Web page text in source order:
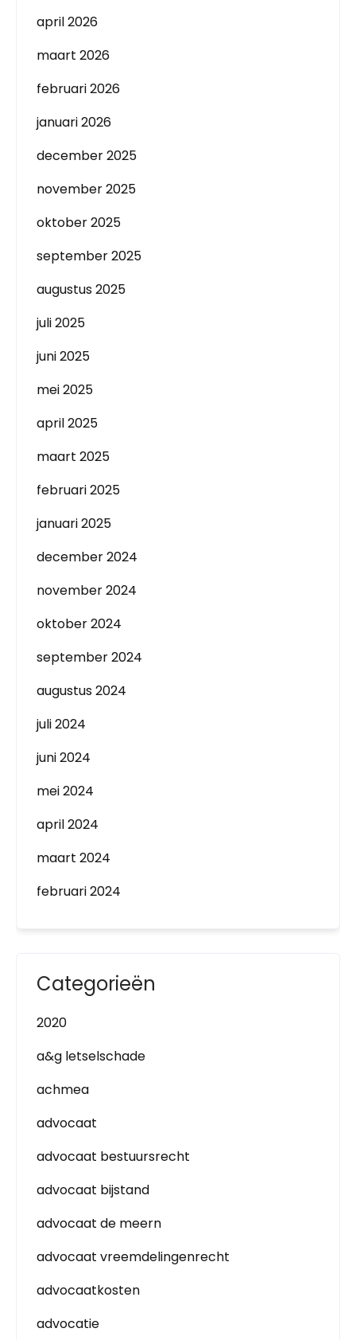
april 2026
maart 2026
februari 2026
januari 2026
december 2025
november 2025
oktober 2025
september 2025
augustus 2025
juli 2025
juni 2025
mei 2025
april 2025
maart 2025
februari 2025
januari 2025
december 2024
november 2024
oktober 2024
september 2024
augustus 2024
juli 2024
juni 2024
mei 2024
april 2024
maart 2024
februari 2024
Categorieën
2020
a&g letselschade
achmea
advocaat
advocaat bestuursrecht
advocaat bijstand
advocaat de meern
advocaat vreemdelingenrecht
advocaatkosten
advocatie